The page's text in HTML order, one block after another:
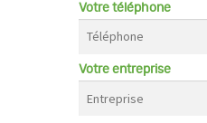
Votre téléphone
Votre entreprise